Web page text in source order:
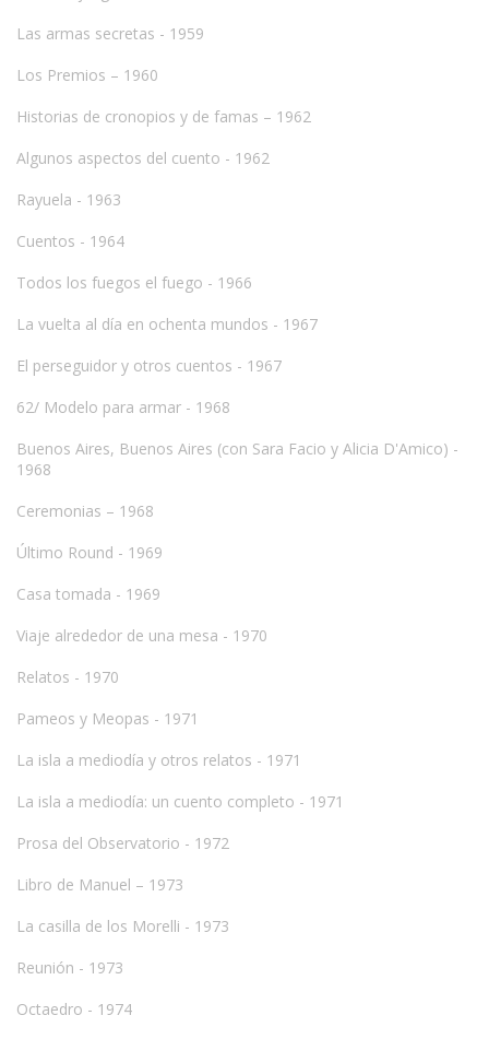
Las armas secretas - 1959
Los Premios – 1960
Historias de cronopios y de famas – 1962
Algunos aspectos del cuento - 1962
Rayuela - 1963
Cuentos - 1964
Todos los fuegos el fuego - 1966
La vuelta al día en ochenta mundos - 1967
El perseguidor y otros cuentos - 1967
62/ Modelo para armar - 1968
Buenos Aires, Buenos Aires (con Sara Facio y Alicia D'Amico) -
1968
Ceremonias – 1968
Último Round - 1969
Casa tomada - 1969
Viaje alrededor de una mesa - 1970
Relatos - 1970
Pameos y Meopas - 1971
La isla a mediodía y otros relatos - 1971
La isla a mediodía: un cuento completo - 1971
Prosa del Observatorio - 1972
Libro de Manuel – 1973
La casilla de los Morelli - 1973
Reunión - 1973
Octaedro - 1974